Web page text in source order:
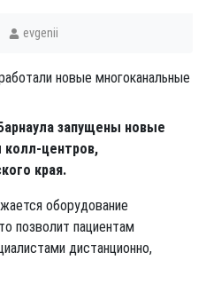
evgenii
запущены новые
центров,
края.
оборудование
позволит пациентам
дистанционно,